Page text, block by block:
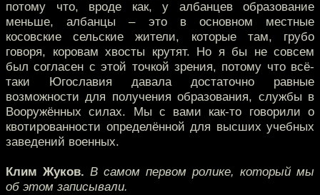
потому что, вроде как, у албанцев образование
меньше, албанцы – это в основном местные
косовские сельские жители, которые там, грубо
говоря, коровам хвосты крутят. Но я бы не совсем
был согласен с этой точкой зрения, потому что всё-
таки Югославия давала достаточно равные
возможности для получения образования, службы в
Вооружённых силах. Мы с вами как-то говорили о
квотированности определённой для высших учебных
заведений военных.
Клим Жуков. В самом первом ролике, который мы
об этом записывали.